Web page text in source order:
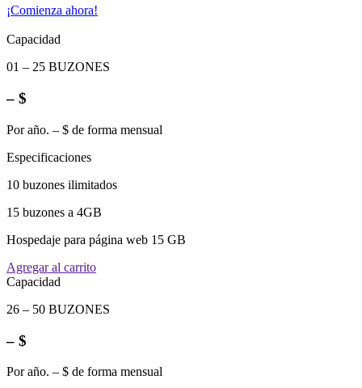
¡Comienza ahora!
Capacidad
01 – 25 BUZONES
– $
Por año. – $ de forma mensual
Especificaciones
10 buzones ilimitados
15 buzones a 4GB
Hospedaje para página web 15 GB
Agregar al carrito
Capacidad
26 – 50 BUZONES
– $
Por año. – $ de forma mensual